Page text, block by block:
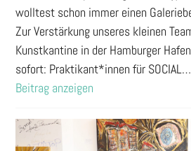
wolltest schon immer einen
Zur Verstärkung unseres kleinen
Kunstkantine in der Hamburger
sofort: Praktikant*innen für SOCIAL…
Beitrag anzeigen